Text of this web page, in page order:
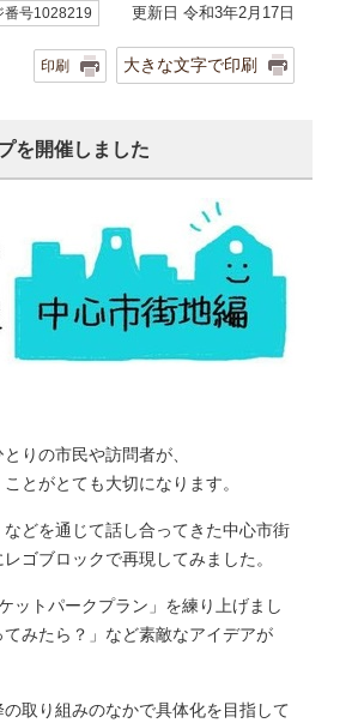
番号1028219 更新日 令和3年2月17日
印刷 大きな文字で印刷
を開催しました
りの市民や訪問者が、
とがとても大切になります。
どを通じて話し合ってきた中心市街
ゴブロックで再現してみました。
ットパークプラン」を練り上げまし
みたら？」など素敵なアイデアが
取り組みのなかで具体化を目指して